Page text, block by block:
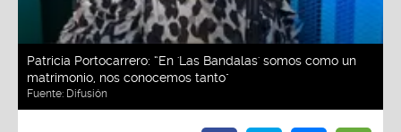
Patricia Portocarrero: “En 'Las Bandalas' somos como un
matrimonio, nos conocemos tanto"
Fuente: Difusión